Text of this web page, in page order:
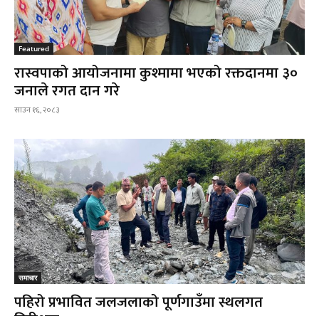
Featured
रास्वपाको आयोजनामा कुश्मामा भएको रक्तदानमा ३०
जनाले रगत दान गरे
साउन १६, २०८३
समाचार
पहिरो प्रभावित जलजलाको पूर्णगाउँमा स्थलगत